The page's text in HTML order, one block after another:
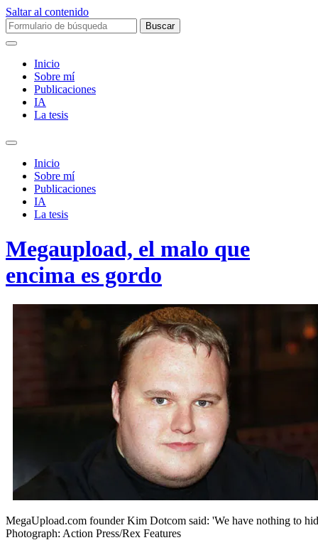
Saltar al contenido
Buscar:
Inicio
Sobre mí­
Publicaciones
IA
La tesis
Alternar
campo
búsqueda
Inicio
Sobre mí­
Publicaciones
IA
La tesis
Megaupload, el malo que
encima es gordo
MegaUpload.com founder Kim Dotcom said: 'We have nothing to
Photograph: Action Press/Rex Features